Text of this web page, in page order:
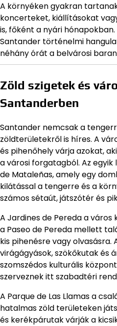
A környéken gyakran
koncerteket, kiállításokat
is, főként a nyári
Santander történelmi
néhány órát a belvárosi
Zöld szigetek és
Santanderben
Santander nemcsak a
zöldterületekről is híres. A
és pihenőhely várja azokat,
a városi forgatagból. Az
de Mataleñas, amely egy
kilátással a tengerre és a
számos sétaút, játszótér és
A Jardines de Pereda a
a Paseo de Pereda mellett
kis pihenésre vagy olvasásra.
virágágyások, szökőkutak és
szomszédos kulturális
szerveznek itt szabadtéri
A Parque de Las Llamas a
hatalmas zöld területeken
és kerékpárutak várják a